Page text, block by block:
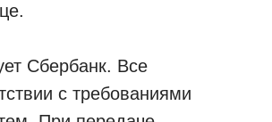
Сбербанк. Все
с требованиями